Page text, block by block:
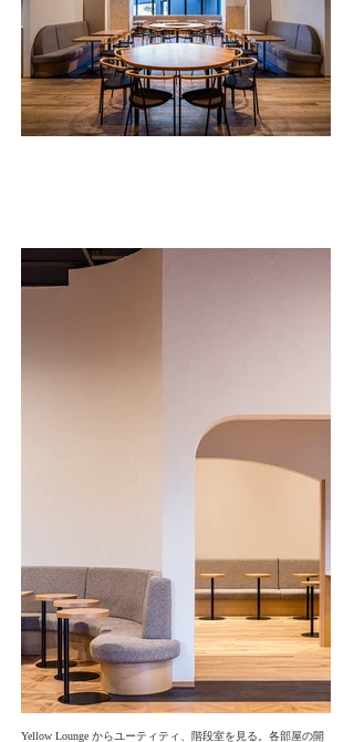
Yellow Lounge からユーティティ、階段室を見る。各部屋の開